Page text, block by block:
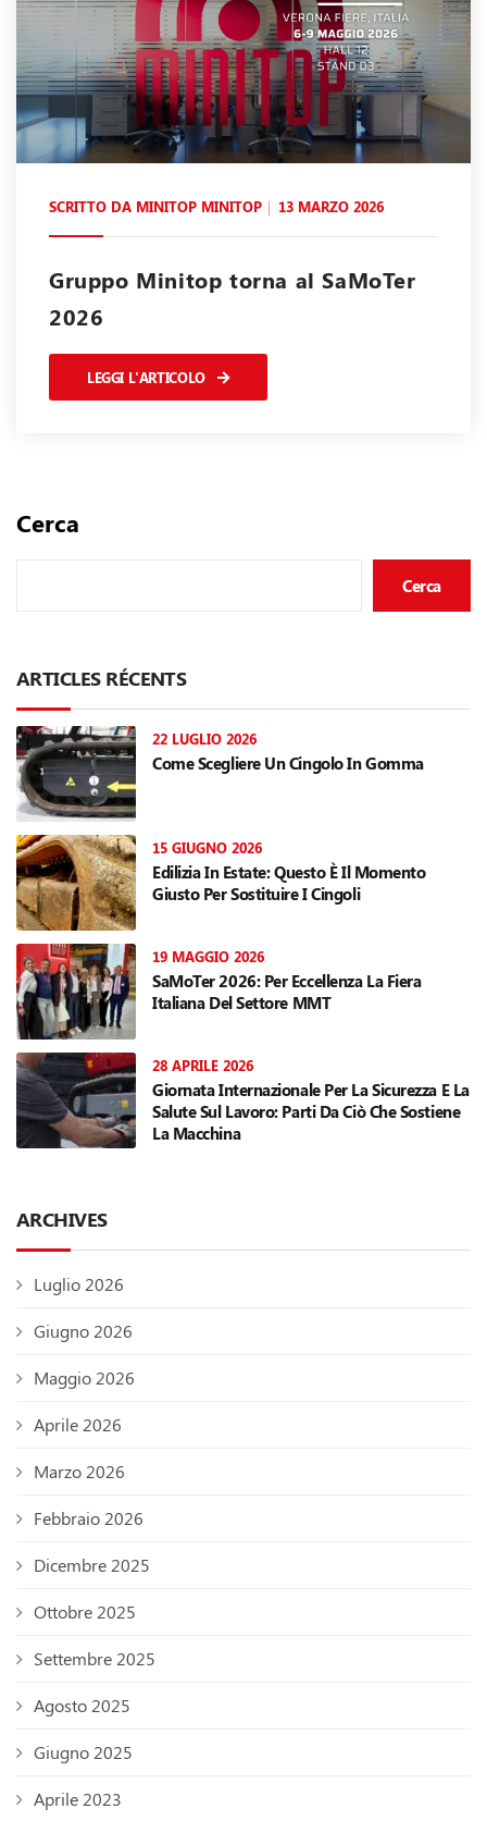
SCRITTO DA MINITOP MINITOP 13 MARZO 2026
Gruppo Minitop torna al SaMoTer
2026
LEGGI L'ARTICOLO
Cerca
Cerca
ARTICLES RÉCENTS
22 LUGLIO 2026
Come Scegliere Un Cingolo In Gomma
15 GIUGNO 2026
Edilizia In Estate: Questo È Il Momento
Giusto Per Sostituire I Cingoli
19 MAGGIO 2026
SaMoTer 2026: Per Eccellenza La Fiera
Italiana Del Settore MMT
28 APRILE 2026
Giornata Internazionale Per La Sicurezza E La
Salute Sul Lavoro: Parti Da Ciò Che Sostiene
La Macchina
ARCHIVES
Luglio 2026
Giugno 2026
Maggio 2026
Aprile 2026
Marzo 2026
Febbraio 2026
Dicembre 2025
Ottobre 2025
Settembre 2025
Agosto 2025
Giugno 2025
Aprile 2023